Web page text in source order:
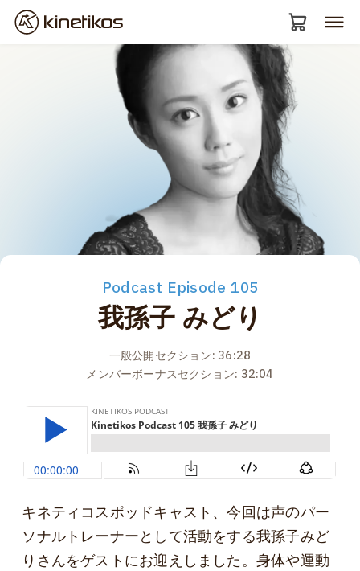
Podcast Episode 105
我孫子 みどり
一般公開セクション: 36:28
メンバーボーナスセクション: 32:04
キネティコスポッドキャスト、今回は声のパー
ソナルトレーナーとして活動をする我孫子みど
りさんをゲストにお迎えしました。身体や運動